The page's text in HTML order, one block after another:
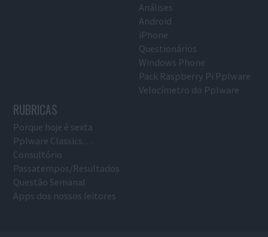
Análises
Android
iPhone
Questionários
Windows Phone
Pack Raspberry Pi Pplware
Velocímetro do Pplware
RUBRICAS
Porque hoje é sexta
Pplware Classics…
Consultório
Passatempos/Resultados
Questão Semanal
Apps dos nossos leitores